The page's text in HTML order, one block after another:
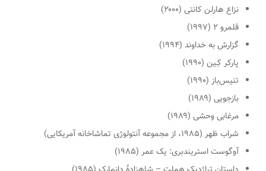
نزاع هارلن کانتی (۲۰۰۰)
قلمرو
گزارش به خداوند (۱۹۹۴)
پارکر کِـین (۱۹۹۰)
تنیس‌باز (۱۹۹۰)
بازجویی (۱۹۸۹)
مرغابی وحشی (۱۹۸۹)
شراب ظهر (۱۹۸۵، از مجموعه آنتولوژی تماشاخانه آمریکایی)
آوگوست استریندبری: یک عمر (۱۹۸۵)